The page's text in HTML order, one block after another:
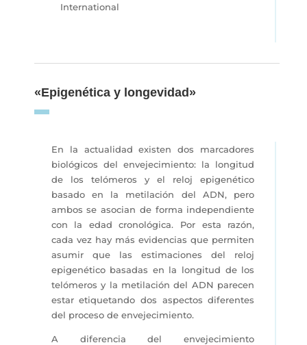
International
«Epigenética y longevidad»
En la actualidad existen dos marcadores
biológicos del envejecimiento: la longitud
de los telómeros y el reloj epigenético
basado en la metilación del ADN, pero
ambos se asocian de forma independiente
con la edad cronológica. Por esta razón,
cada vez hay más evidencias que permiten
asumir que las estimaciones del reloj
epigenético basadas en la longitud de los
telómeros y la metilación del ADN parecen
estar etiquetando dos aspectos diferentes
del proceso de envejecimiento.
A diferencia del envejecimiento